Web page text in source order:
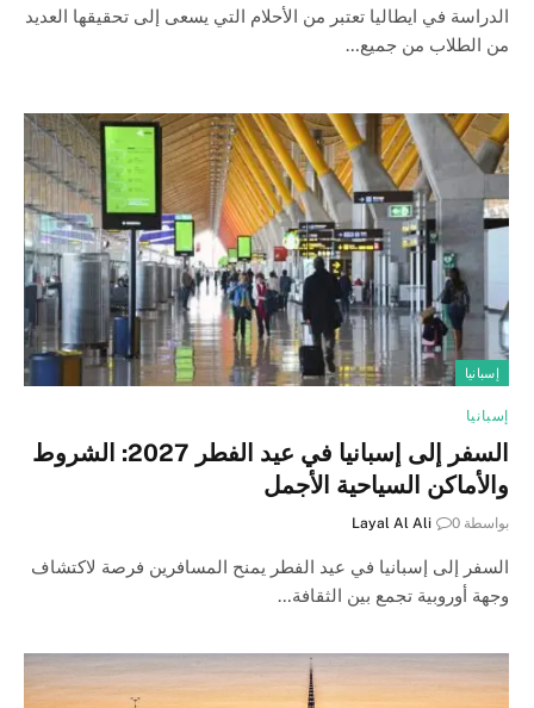
الدراسة في ايطاليا تعتبر من الأحلام التي يسعى إلى تحقيقها العديد
من الطلاب من جميع…
إسبانيا
إسبانيا
السفر إلى إسبانيا في عيد الفطر 2027: الشروط
والأماكن السياحية الأجمل
بواسطة Layal Al Ali 0
السفر إلى إسبانيا في عيد الفطر يمنح المسافرين فرصة لاكتشاف
وجهة أوروبية تجمع بين الثقافة…